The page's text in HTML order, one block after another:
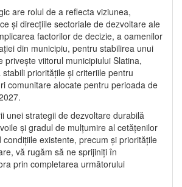
are rolul de a reflecta viziunea,
și direcțiile sectoriale de dezvoltare ale
factorilor de decizie, a oamenilor
din municipiu, pentru stabilirea unui
privește viitorul municipiului Slatina,
prioritățile și criteriile pentru
comunitare alocate pentru perioada de
unei strategii de dezvoltare durabilă
și gradul de mulțumire al cetățenilor
condițiile existente, precum și prioritățile
vă rugăm să ne sprijiniți în
prin completarea următorului